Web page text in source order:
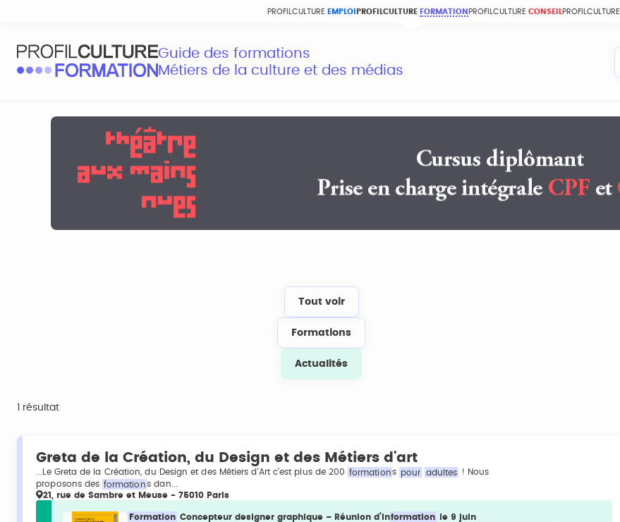
PROFILCULTURE EMPLOI PROFILCULTURE FORMATION PROFILCULTURE CONSEIL PROFILCULTURE
Guide des formations
Métiers de la culture et des médias
Tout voir
Formations
Actualités
1 résultat
Greta de la Création, du Design et des Métiers d'art
...Le Greta de la Création, du Design et des Métiers d’Art c’est plus de 200 formations pour adultes
! Nous
proposons des formations dan...
21, rue de Sambre et Meuse - 75010 Paris
Formation Concepteur designer graphique – Réunion d’information
le 9 juin